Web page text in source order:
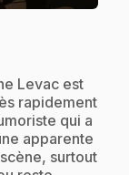
Levac est
rapidement
qui a
apparente
surtout